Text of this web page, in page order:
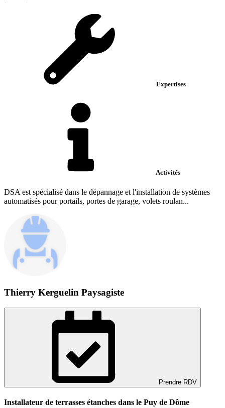
Expertises
Activités
DSA est spécialisé dans le dépannage et l'installation de systèmes
automatisés pour portails, portes de garage, volets roulan...
Thierry Kerguelin Paysagiste
Prendre RDV
Installateur de terrasses étanches dans le Puy de Dôme